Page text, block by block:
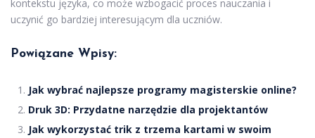
kontekstu języka, co może wzbogacić proces nauczania i
uczynić go bardziej interesującym dla uczniów.
Powiązane Wpisy:
Jak wybrać najlepsze programy magisterskie online?
Druk 3D: Przydatne narzędzie dla projektantów
Jak wykorzystać trik z trzema kartami w swoim